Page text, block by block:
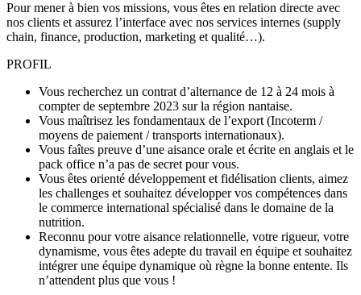
Pour mener à bien vos missions, vous êtes en relation directe avec
nos clients et assurez l’interface avec nos services internes (supply
chain, finance, production, marketing et qualité…).
PROFIL
Vous recherchez un contrat d’alternance de 12 à 24 mois à
compter de septembre 2023 sur la région nantaise.
Vous maîtrisez les fondamentaux de l’export (Incoterm /
moyens de paiement / transports internationaux).
Vous faîtes preuve d’une aisance orale et écrite en anglais et le
pack office n’a pas de secret pour vous.
Vous êtes orienté développement et fidélisation clients, aimez
les challenges et souhaitez développer vos compétences dans
le commerce international spécialisé dans le domaine de la
nutrition.
Reconnu pour votre aisance relationnelle, votre rigueur, votre
dynamisme, vous êtes adepte du travail en équipe et souhaitez
intégrer une équipe dynamique où règne la bonne entente. Ils
n’attendent plus que vous !